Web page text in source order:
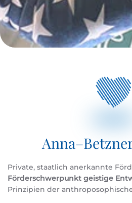
Private, staatlich anerkannte
Förderschwerpunkt geistige
Prinzipien der